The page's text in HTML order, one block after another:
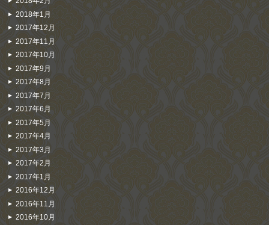
2018年1月
2017年12月
2017年11月
2017年10月
2017年9月
2017年8月
2017年7月
2017年6月
2017年5月
2017年4月
2017年3月
2017年2月
2017年1月
2016年12月
2016年11月
2016年10月